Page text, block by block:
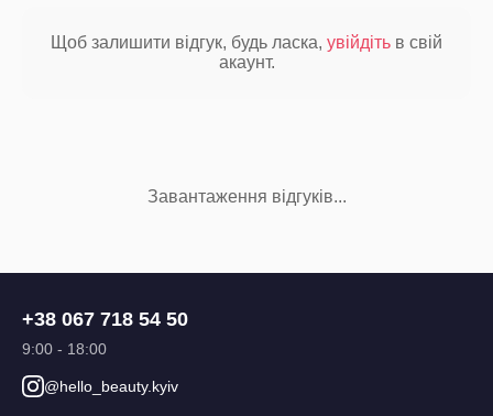
Щоб залишити відгук, будь ласка, увійдіть в свій
акаунт.
Завантаження відгуків...
+38 067 718 54 50
9:00 - 18:00
@hello_beauty.kyiv